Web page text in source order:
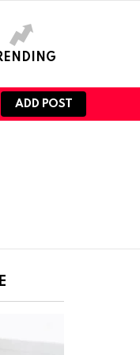
ADD POST